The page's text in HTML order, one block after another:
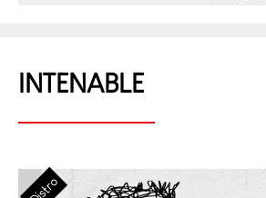
INTENABLE